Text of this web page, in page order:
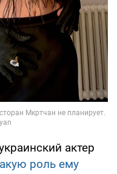
актер
роль ему